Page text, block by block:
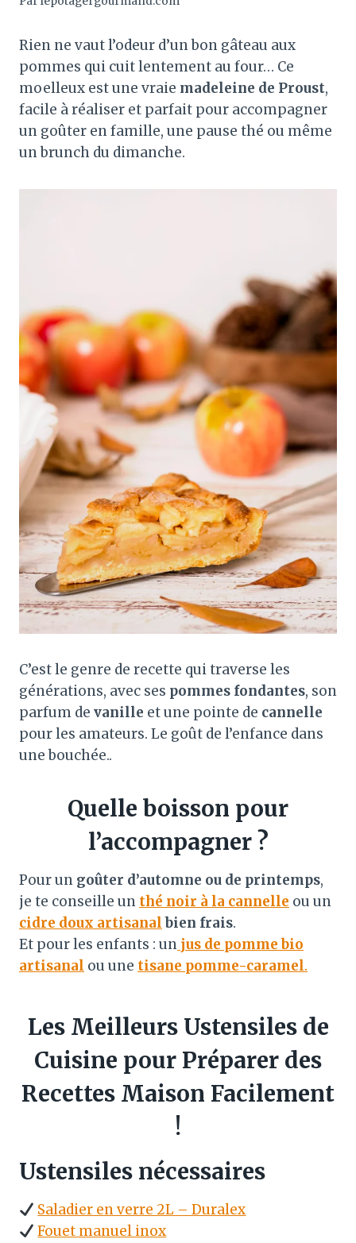
Rien ne vaut l’odeur d’un bon gâteau aux
pommes qui cuit lentement au four… Ce
moelleux est une vraie madeleine de Proust,
facile à réaliser et parfait pour accompagner
un goûter en famille, une pause thé ou même
un brunch du dimanche.
C’est le genre de recette qui traverse les
générations, avec ses pommes fondantes, son
parfum de vanille et une pointe de cannelle
pour les amateurs. Le goût de l’enfance dans
une bouchée..
Quelle boisson pour
l’accompagner ?
Pour un goûter d’automne ou de printemps,
je te conseille un thé noir à la cannelle ou un
cidre doux artisanalbien frais.
Et pour les enfants : un jus de pomme bio
artisanal ou une tisane pomme-caramel.
Les Meilleurs Ustensiles de
Cuisine pour Préparer des
Recettes Maison Facilement
!
Ustensiles nécessaires
Saladier en verre 2L – Duralex
Fouet manuel inox